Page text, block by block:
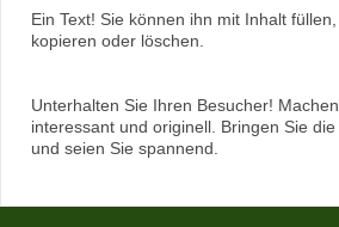
Ein Text! Sie können ihn mit Inhalt füllen,
kopieren oder löschen.
Unterhalten Sie Ihren Besucher!
interessant und originell. Bringen Sie
und seien Sie spannend.